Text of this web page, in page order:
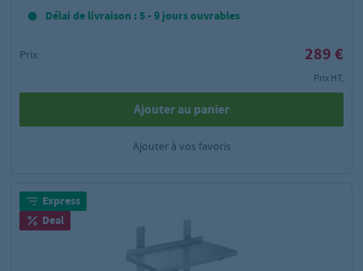
Délai de livraison : 5 - 9 jours ouvrables
Prix: 289 €
Prix HT,
Ajouter au panier
Ajouter à vos favoris
Express
Deal